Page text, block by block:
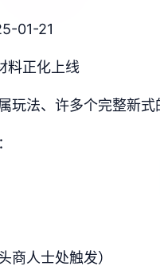
01-21
料正化上线
玩法、许多个完整新式
商人士处触发）